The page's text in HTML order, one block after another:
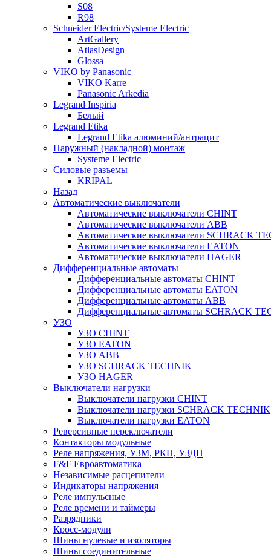
S08
R98
Schneider Electric/Systeme Electric
ArtGallery
AtlasDesign
Glossa
VIKO by Panasonic
VIKO Karre
Panasonic Arkedia
Legrand Inspiria
Белый
Legrand Etika
Legrand Etika алюминий/антрацит
Наружный (накладной) монтаж
Systeme Electric
Силовые разъемы
KRIPAL
Назад
Автоматические выключатели
Автоматические выключатели CHINT
Автоматические выключатели ABB
Автоматические выключатели SCHRACK
Автоматические выключатели EATON
Автоматические выключатели HAGER
Дифференциальные автоматы
Дифференциальные автоматы CHINT
Дифференциальные автоматы EATON
Дифференциальные автоматы ABB
Дифференциальные автоматы SCHRACK
УЗО
УЗО CHINT
УЗО EATON
УЗО ABB
УЗО SCHRACK TECHNIK
УЗО HAGER
Выключатели нагрузки
Выключатели нагрузки CHINT
Выключатели нагрузки SCHRACK TECHNIK
Выключатели нагрузки EATON
Реверсивные переключатели
Контакторы модульные
Реле напряжения, УЗМ, РКН, УЗДП
F&F Евроавтоматика
Независимые расцепители
Индикаторы напряжения
Реле импульсные
Реле времени и таймеры
Разрядники
Кросс-модули
Шины нулевые и изоляторы
Шины соединительные